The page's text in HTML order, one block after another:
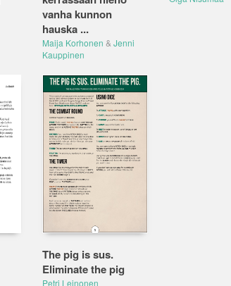
vanha kunnon
hauska ...
Maija Korhonen & Jenni
Kauppinen
The pig is sus.
Eliminate the pig
Petri Leinonen